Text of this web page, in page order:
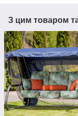
З цим товаром